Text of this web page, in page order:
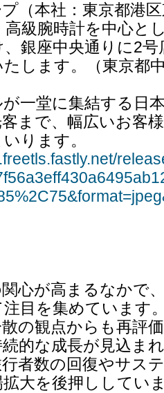
（本社：東京都港
高級腕時計を中心と
銀座中央通りに2
たします。（東京都
一堂に集結する日
まで、幅広いお客
ります。
心が高まるなかで
目を集めています
の観点からも再評
的な成長が見込ま
者数の回復やサス
大を後押ししてい